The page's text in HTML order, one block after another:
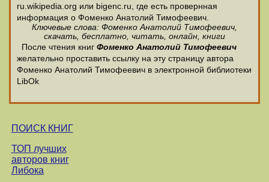
ru.wikipedia.org или bigenc.ru, где есть провернная
информация о Фоменко Анатолий Тимофеевич.
Ключевые слова: Фоменко Анатолий Тимофеевич,
скачать, бесплатно, читать, онлайн, книги
После чтения книг Фоменко Анатолий Тимофеевич
желательно проставить ссылку на эту страницу автора
Фоменко Анатолий Тимофеевич в электронной библиотеки
LibOk
ПОИСК КНИГ
ТОП лучших
авторов книг
Либока